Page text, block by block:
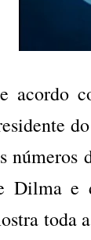
acordo
números
Dilma e
toda